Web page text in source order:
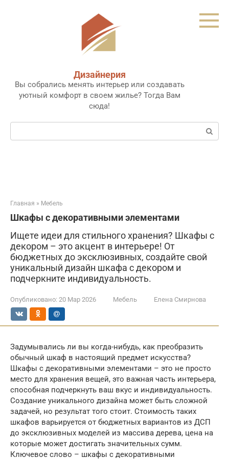
Дизайнерия
Вы собрались менять интерьер или создавать
уютный комфорт в своем жилье? Тогда Вам
сюда!
Поиск:
Главная » Мебель
Шкафы с декоративными элементами
Ищете идеи для стильного хранения? Шкафы с
декором – это акцент в интерьере! От
бюджетных до эксклюзивных, создайте свой
уникальный дизайн шкафа с декором и
подчеркните индивидуальность.
Опубликовано: 20 Мар 2026 Мебель Елена Смирнова
Задумывались ли вы когда-нибудь, как преобразить
обычный шкаф в настоящий предмет искусства?
Шкафы с декоративными элементами – это не просто
место для хранения вещей, это важная часть интерьера,
способная подчеркнуть ваш вкус и индивидуальность.
Создание уникального дизайна может быть сложной
задачей, но результат того стоит. Стоимость таких
шкафов варьируется от бюджетных вариантов из ДСП
до эксклюзивных моделей из массива дерева, цена на
которые может достигать значительных сумм.
Ключевое слово – шкафы с декоративными